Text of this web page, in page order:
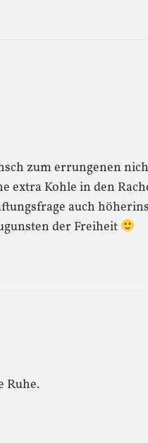
zum errungenen
extra Kohle in den
auch
der Freiheit
Ruhe.